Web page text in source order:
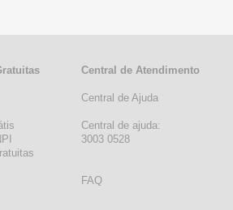
Central de Atendimento
Central de Ajuda
Central de ajuda:
3003 0528
FAQ